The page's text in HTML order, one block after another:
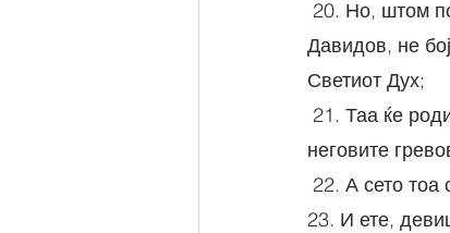
Давидов, не
Светиот Дух;
неговите
23. И ете,